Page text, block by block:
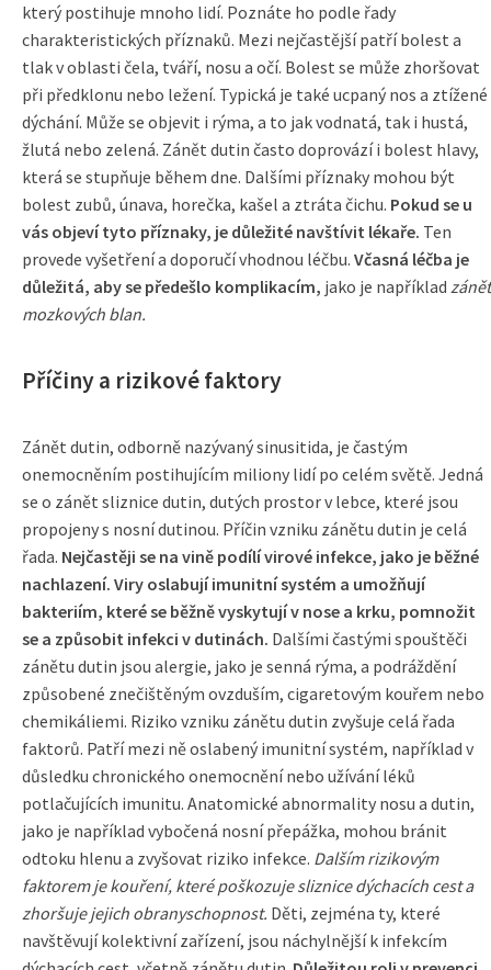
který postihuje mnoho lidí. Poznáte ho podle řady
charakteristických příznaků. Mezi nejčastější patří bolest a
tlak v oblasti čela, tváří, nosu a očí. Bolest se může zhoršovat
při předklonu nebo ležení. Typická je také ucpaný nos a ztížené
dýchání. Může se objevit i rýma, a to jak vodnatá, tak i hustá,
žlutá nebo zelená. Zánět dutin často doprovází i bolest hlavy,
která se stupňuje během dne. Dalšími příznaky mohou být
bolest zubů, únava, horečka, kašel a ztráta čichu. Pokud se u
vás objeví tyto příznaky, je důležité navštívit lékaře. Ten
provede vyšetření a doporučí vhodnou léčbu. Včasná léčba je
důležitá, aby se předešlo komplikacím, jako je například zánět
mozkových blan.
Příčiny a rizikové faktory
Zánět dutin, odborně nazývaný sinusitida, je častým
onemocněním postihujícím miliony lidí po celém světě. Jedná
se o zánět sliznice dutin, dutých prostor v lebce, které jsou
propojeny s nosní dutinou. Příčin vzniku zánětu dutin je celá
řada. Nejčastěji se na vině podílí virové infekce, jako je běžné
nachlazení. Viry oslabují imunitní systém a umožňují
bakteriím, které se běžně vyskytují v nose a krku, pomnožit
se a způsobit infekci v dutinách. Dalšími častými spouštěči
zánětu dutin jsou alergie, jako je senná rýma, a podráždění
způsobené znečištěným ovzduším, cigaretovým kouřem nebo
chemikáliemi. Riziko vzniku zánětu dutin zvyšuje celá řada
faktorů. Patří mezi ně oslabený imunitní systém, například v
důsledku chronického onemocnění nebo užívání léků
potlačujících imunitu. Anatomické abnormality nosu a dutin,
jako je například vybočená nosní přepážka, mohou bránit
odtoku hlenu a zvyšovat riziko infekce. Dalším rizikovým
faktorem je kouření, které poškozuje sliznice dýchacích cest a
zhoršuje jejich obranyschopnost. Děti, zejména ty, které
navštěvují kolektivní zařízení, jsou náchylnější k infekcím